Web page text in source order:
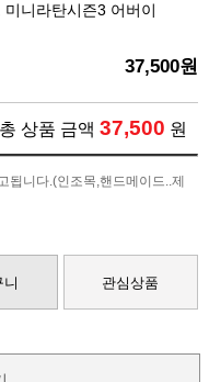
니라탄시즌3 어버이
37,500원
총 상품 금액 37,500 원
됩니다.(인조목,핸드메이드..제
니 관심상품